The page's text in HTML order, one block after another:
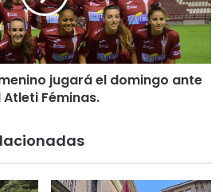
(Entrena)
Asensio)
jugará el domingo ante
Atleti Féminas.